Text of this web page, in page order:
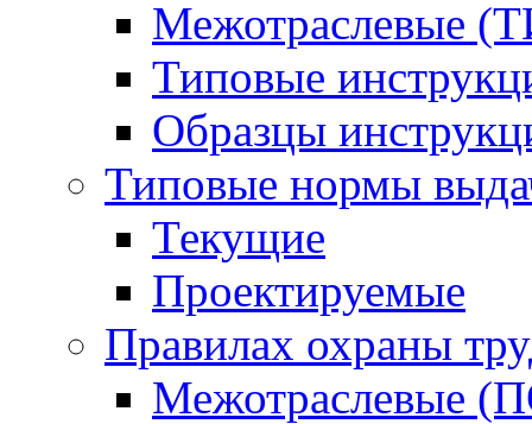
Межотраслевые
Типовые
Образцы
Типовые нормы
Текущие
Проектируемые
Правилах охраны
Межотраслевые